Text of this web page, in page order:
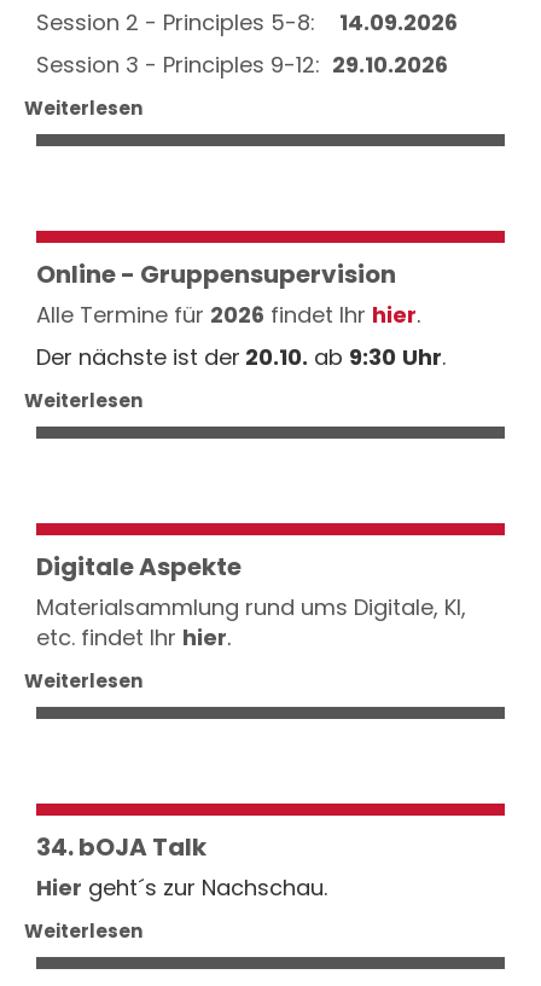
Session 2 - Principles 5-8: 14.09.2026
Session 3 - Principles 9-12: 29.10.2026
Weiterlesen
Online - Gruppensupervision
Alle Termine für 2026 findet Ihr hier.
Der nächste ist der 20.10. ab 9:30 Uhr.
Weiterlesen
Digitale Aspekte
Materialsammlung rund ums Digitale, KI,
etc. findet Ihr hier.
Weiterlesen
34. bOJA Talk
Hier geht´s zur Nachschau.
Weiterlesen